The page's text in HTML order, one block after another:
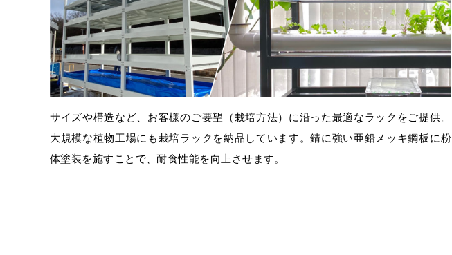
サイズや構造など、お客様のご要望（栽培方法）に沿った最適なラックをご提供。
大規模な植物工場にも栽培ラックを納品しています。錆に強い亜鉛メッキ鋼板に粉
体塗装を施すことで、耐食性能を向上させます。